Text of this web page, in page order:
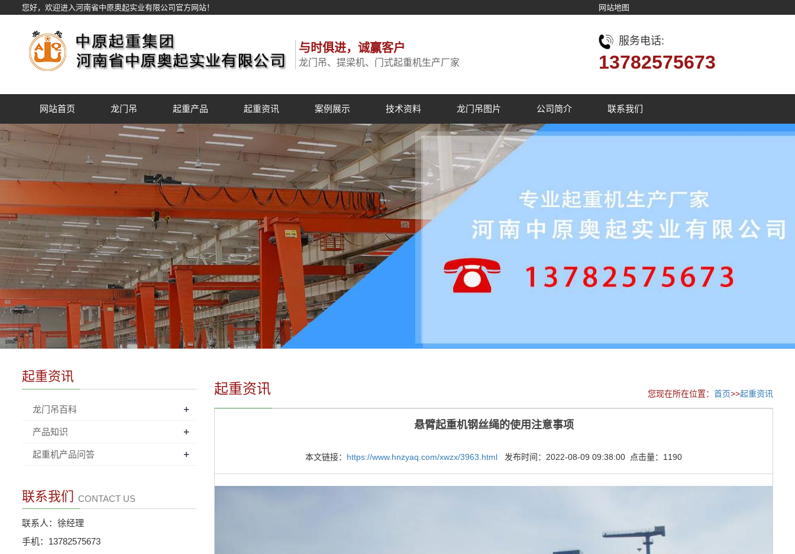
您好，欢迎进入河南省中原奥起实业有限公司官方网站！ 网站地图
与时俱进，诚赢客户
龙门吊、提梁机、门式起重机生产厂家
服务电话:
13782575673
网站首页 龙门吊 起重产品 起重资讯 案例展示 技术资料 龙门吊图片 公司简介 联系我们
起重资讯 您现在所在位置： 首页>>起重资讯
悬臂起重机钢丝绳的使用注意事项
本文链接： https://www.hnzyaq.com/xwzx/3963.html 发布时间：2022-08-09 09:38:00 点击量：1190
起重资讯
龙门吊百科 +
产品知识 +
起重机产品问答 +
联系我们 CONTACT US
联系人：徐经理
手机：13782575673